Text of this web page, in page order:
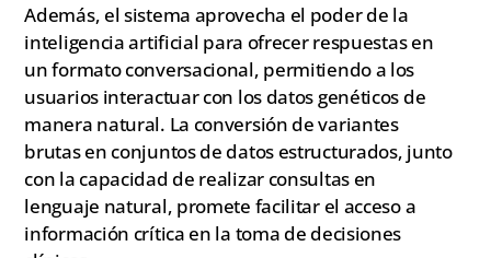
Además, el sistema aprovecha el poder de la
inteligencia artificial para ofrecer respuestas en
un formato conversacional, permitiendo a los
usuarios interactuar con los datos genéticos de
manera natural. La conversión de variantes
brutas en conjuntos de datos estructurados, junto
con la capacidad de realizar consultas en
lenguaje natural, promete facilitar el acceso a
información crítica en la toma de decisiones